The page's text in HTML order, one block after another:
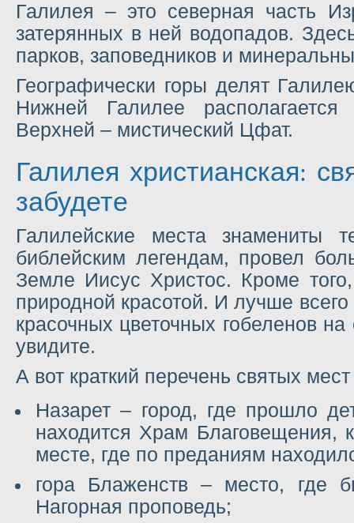
Галилея – это северная часть
затерянных в ней водопадов.
парков, заповедников и
Географически горы делят
Нижней Галилее
Верхней – мистический Цфат.
Галилея христианская:
забудете
Галилейские места знамениты
библейским легендам, провел
Земле Иисус Христос. Кроме
природной красотой. И лучше
красочных цветочных гобеленов
увидите.
А вот краткий перечень святых
Назарет – город, где прошло
находится Храм Благовещения,
месте, где по преданиям
гора Блаженств – место, где
Нагорная проповедь;